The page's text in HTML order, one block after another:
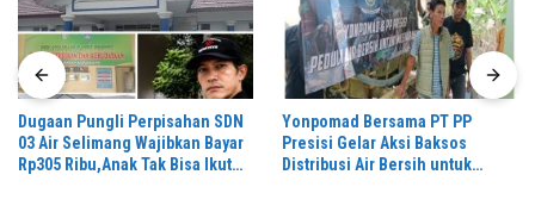
Dugaan Pungli Perpisahan SDN
03 Air Selimang Wajibkan Bayar
Rp305 Ribu,Anak Tak Bisa Ikut
Yonpomad Bersama PT PP
Presisi Gelar Aksi Baksos
Distribusi Air Bersih untuk